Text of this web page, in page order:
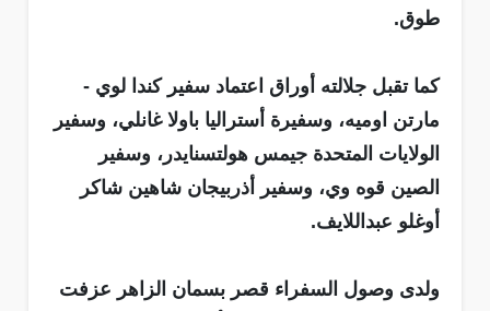
طوق.
كما تقبل جلالته أوراق اعتماد سفير كندا لوي -
مارتن اوميه، وسفيرة أستراليا باولا غانلي، وسفير
الولايات المتحدة جيمس هولتسنايدر، وسفير
الصين قوه وي، وسفير أذربيجان شاهين شاكر
أوغلو عبداللايف.
ولدى وصول السفراء قصر بسمان الزاهر عزفت